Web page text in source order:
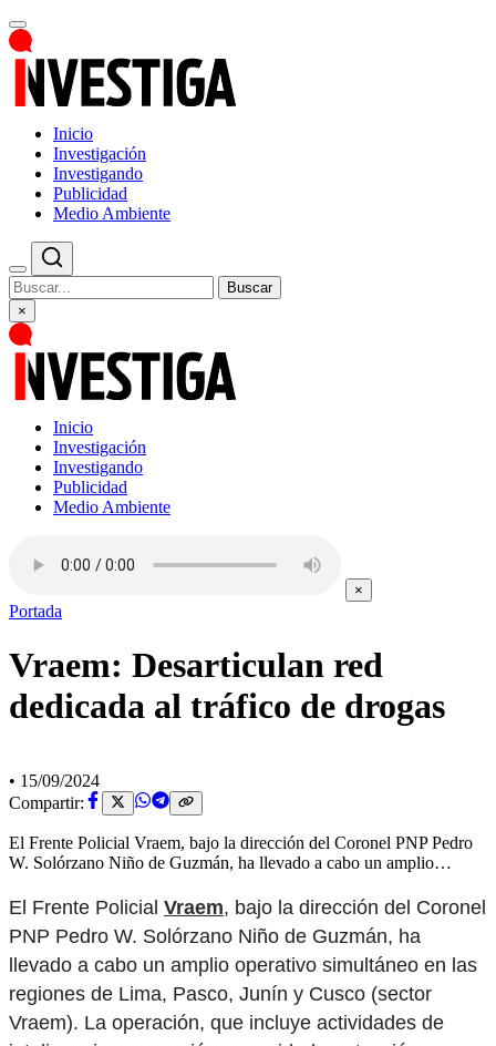
Inicio
Investigación
Investigando
Publicidad
Medio Ambiente
Buscar
×
Inicio
Investigación
Investigando
Publicidad
Medio Ambiente
×
Portada
Vraem: Desarticulan red
dedicada al tráfico de drogas
• 15/09/2024
Compartir:
El Frente Policial Vraem, bajo la dirección del Coronel PNP Pedro
W. Solórzano Niño de Guzmán, ha llevado a cabo un amplio…
El Frente Policial Vraem, bajo la dirección del Coronel
PNP Pedro W. Solórzano Niño de Guzmán, ha
llevado a cabo un amplio operativo simultáneo en las
regiones de Lima, Pasco, Junín y Cusco (sector
Vraem). La operación, que incluye actividades de